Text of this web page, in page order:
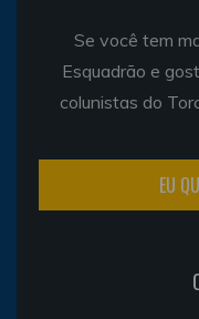
Se você tem
Esquadrão e
colunistas do
EU